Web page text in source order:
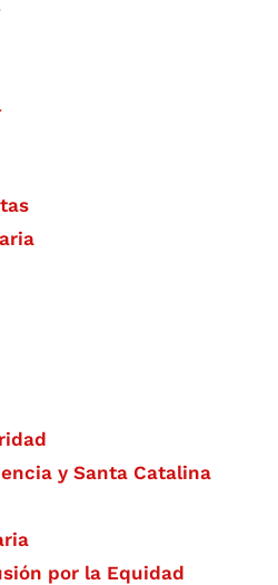
y Santa Catalina
por la Equidad